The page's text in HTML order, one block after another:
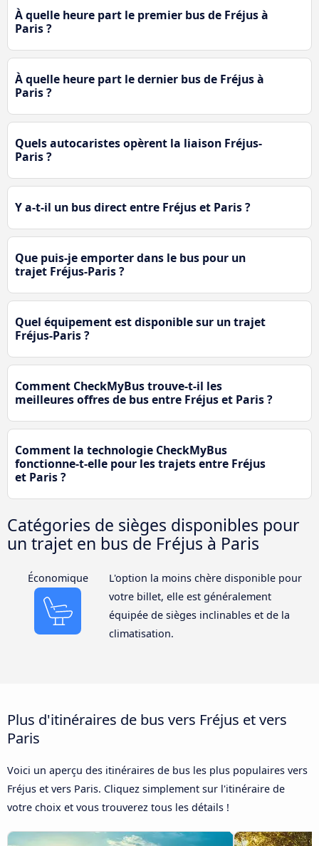
À quelle heure part le premier bus de Fréjus à
Paris ?
À quelle heure part le dernier bus de Fréjus à
Paris ?
Quels autocaristes opèrent la liaison Fréjus-
Paris ?
Y a-t-il un bus direct entre Fréjus et Paris ?
Que puis-je emporter dans le bus pour un
trajet Fréjus-Paris ?
Quel équipement est disponible sur un trajet
Fréjus-Paris ?
Comment CheckMyBus trouve-t-il les
meilleures offres de bus entre Fréjus et Paris ?
Comment la technologie CheckMyBus
fonctionne-t-elle pour les trajets entre Fréjus
et Paris ?
Catégories de sièges disponibles pour
un trajet en bus de Fréjus à Paris
Économique
L'option la moins chère disponible pour
votre billet, elle est généralement
équipée de sièges inclinables et de la
climatisation.
Plus d'itinéraires de bus vers Fréjus et vers
Paris
Voici un aperçu des itinéraires de bus les plus populaires vers
Fréjus et vers Paris. Cliquez simplement sur l'itinéraire de
votre choix et vous trouverez tous les détails !